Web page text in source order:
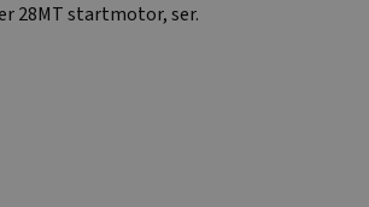
28MT startmotor, ser.